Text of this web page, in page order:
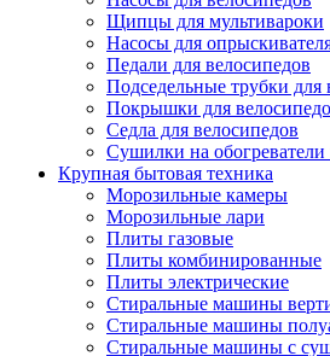
Щипцы для мультивароки
Насосы для
Педали для велосипедов
Подседельные трубки для
Покрышки для
Седла для велосипедов
Сушилки на
Крупная бытовая техника
Морозильные камеры
Морозильные лари
Плиты газовые
Плиты комбинированные
Плиты электрические
Стиральные машины
Стиральные машины
Стиральные машины с